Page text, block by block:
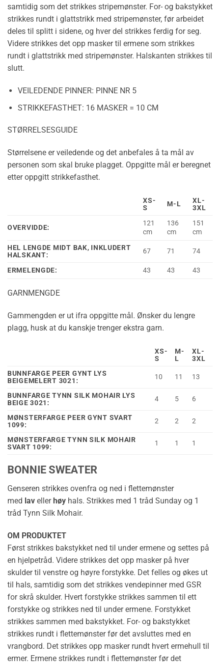
samtidig som det strikkes stripemønster. For- og bakstykket
strikkes rundt i glattstrikk med stripemønster, før arbeidet
deles til splitt i sidene, og hver del strikkes ferdig for seg.
Videre strikkes det opp masker til ermene som strikkes
rundt i glattstrikk med stripemønster. Halskanten strikkes til
slutt.
VEILEDENDE PINNER: PINNE NR 5
STRIKKEFASTHET: 16 MASKER = 10 CM
STØRRELSESGUIDE
Størrelsene er veiledende og det anbefales å ta mål av
personen som skal bruke plagget. Oppgitte mål er beregnet
etter oppgitt strikkefasthet.
XS-
S
M-L
XL-
3XL
OVERVIDDE:
121
cm
136
cm
151
cm
HEL LENGDE MIDT BAK, INKLUDERT
HALSKANT:
67 71 74
ERMELENGDE: 43 43 43
GARNMENGDE
Garnmengden er ut ifra oppgitte mål. Ønsker du lengre
plagg, husk at du kanskje trenger ekstra garn.
XS-
S
M-
L
XL-
3XL
BUNNFARGE PEER GYNT LYS
BEIGEMELERT 3021:
10 11 13
BUNNFARGE TYNN SILK MOHAIR LYS
BEIGE 3021:
4 5 6
MØNSTERFARGE PEER GYNT SVART
1099:
2 2 2
MØNSTERFARGE TYNN SILK MOHAIR
SVART 1099:
1 1 1
BONNIE SWEATER
Genseren strikkes ovenfra og ned i flettemønster
med lav ellerhøy hals. Strikkes med 1 tråd Sunday og 1
tråd Tynn Silk Mohair.
OM PRODUKTET
Først strikkes bakstykket ned til under ermene og settes på
en hjelpetråd. Videre strikkes det opp masker på hver
skulder til venstre og høyre forstykke. Det felles og økes ut
til hals, samtidig som det strikkes vendepinner med GSR
for skrå skulder. Hvert forstykke strikkes sammen til ett
forstykke og strikkes ned til under ermene. Forstykket
strikkes sammen med bakstykket. For- og bakstykket
strikkes rundt i flettemønster før det avsluttes med en
vrangbord. Det strikkes opp masker rundt hvert ermehull til
ermer. Ermene strikkes rundt i flettemønster før det